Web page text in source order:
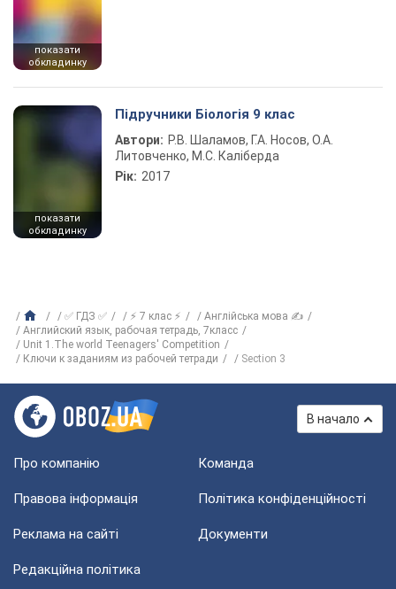
показати
обкладинку
показати
обкладинку
Підручники Біологія 9 клас
Автори: Р.В. Шаламов, Г.А. Носов, О.А.
Литовченко, М.С. Каліберда
Рік: 2017
✅ ГДЗ ✅ ⚡ 7 клас ⚡
Англійська мова ✍
Английский язык, рабочая тетрадь, 7класс
Unit 1.The world Teenagers' Competition
Ключи к заданиям из рабочей тетради
Section 3
В начало
Про компанію Команда
Правова інформація Політика конфіденційності
Реклама на сайті Документи
Редакційна політика